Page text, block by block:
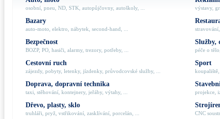
osobní, pneu, ND, STK, autopůjčovny, autoškoly, ...
Bazary
auto-moto, elektro, nábytek, second-hand, ...
Bezpečnost
BOZP, PO, hasiči, alarmy, trezory, potřeby, ...
Cestovní ruch
zájezdy, pobyty, letenky, jízdenky, průvodcovské služby, ...
Doprava, dopravní technika
taxi, stěhování, kontejnery, jeřáby, výtahy, ...
Dřevo, plasty, sklo
truhláři, pryž, vstřikování, zasklívání, porcelán, ...
výstavy,
Služby,
péče o
Sport
projekce,
CNC